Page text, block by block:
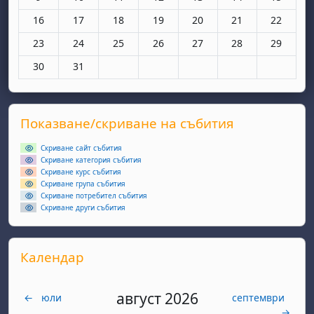
Няма събития, понеделник, 16 март
16 Няма събития, вторник, 17 март
17 Няма събития, сряда, 18 март
18 Няма събития, четвъртък, 19
19 Няма събития, петък, 20
20 Няма събития,
21 Няма
22
Няма събития, понеделник, 23 март
23 Няма събития, вторник, 24 март
24 Няма събития, сряда, 25 март
25 Няма събития, четвъртък, 26
26 Няма събития, петък, 27
27 Няма събития,
28 Няма
29
Няма събития, понеделник, 30 март
30 Няма събития, вторник, 31 март
31
Supplementary blocks
Прескочи Показване/скриване на събития
Показване/скриване на събития
Скриване сайт събития
Скриване категория събития
Скриване курс събития
Скриване група събития
Скриване потребител събития
Скриване други събития
Прескочи Календар
Календар
← юли август 2026
септември